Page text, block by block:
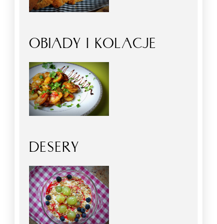
OBIADY I KOLACJE
DESERY